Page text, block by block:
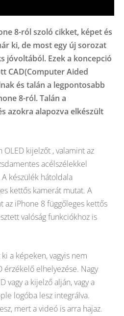
8-ról szoló cikket, képet és
ki, de most egy új sorozat
jóvoltából. Ezek a koncepció
CAD(Computer Aided
és talán a legpontosabb
8-ról. Talán a
azokra alapozva elkészült
kijelzőt , valamint az
acélszélekkel
készülék hátoldala
kettős kamerát mutat. A
iPhone 8 függőleges kettős
valóság funkciókhoz is
a képeken, vagyis nem
érzékelő elhelyezése. Nagy
vagy a kijelző alján, vagy a
logóba lesz integrálva.
mert a videó is arra hajaz.